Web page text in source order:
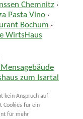
Chemnitz·
Pasta Vino·
Bochum ·
WirtsHaus
zum Isartal
kein Anspruch auf
Cookies für ein
für mehr